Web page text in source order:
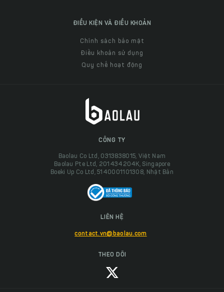
ĐIỀU KIỆN VÀ ĐIỀU KHOẢN
Chính sách bảo mật
Điều khoản sử dụng
Quy chế hoạt động
CÔNG TY
Baolau Co Ltd, 0313838015, Việt Nam
Baolau Pte Ltd, 201434204K, Singapore
Boeki Up Co Ltd, 5140001101308, Nhật Bản
LIÊN HỆ
contact.vn@baolau.com
THEO DÕI